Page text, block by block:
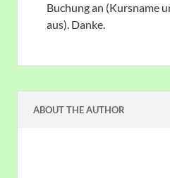
Buchung an (Kursname
aus). Danke.
ABOUT THE AUTHOR